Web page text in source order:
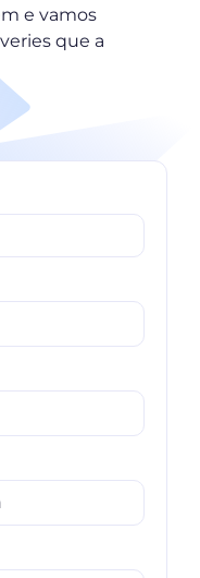
e vamos
que a